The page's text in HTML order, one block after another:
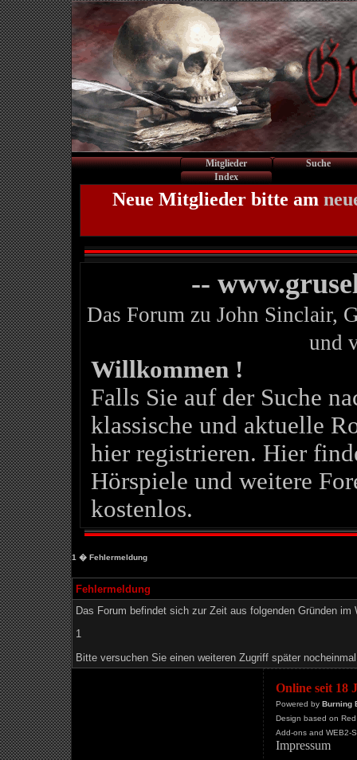
Mitglieder
Suche
Index
Neue Mitglieder bitte am
--
Das Forum zu John Sinclair,
und
Willkommen !
Falls Sie auf der Suche
klassische und aktuelle
hier registrieren. Hier
Hörspiele und weitere
kostenlos.
1 � Fehlermeldung
Fehlermeldung
Das Forum befindet sich zur Zeit aus folgenden Gründen im
1
Bitte versuchen Sie einen weiteren Zugriff später
Online seit 18
Powered by Burning
Design based on
Add-ons and WEB2-
Impressum